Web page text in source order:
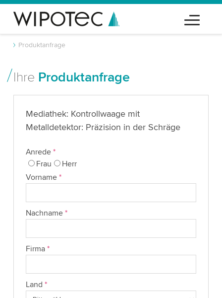
Produktanfrage
Ihre Produktanfrage
Mediathek: Kontrollwaage mit
Metalldetektor: Präzision in der Schräge
Anrede *
Frau
Herr
Vorname *
Nachname *
Firma *
Land *